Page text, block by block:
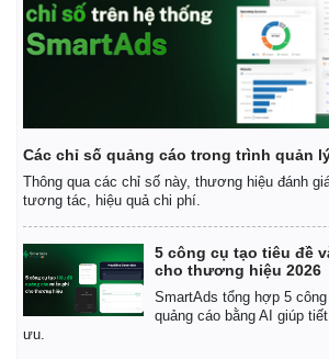
Các chỉ số quảng cáo trong trình quản
Thông qua các chỉ số này, thương hiệu đánh
tương tác, hiệu quả chi phí.
5 công cụ tạo tiêu đề
cho thương hiệu 2026
SmartAds tổng hợp 5
quảng cáo bằng AI giúp
ưu.